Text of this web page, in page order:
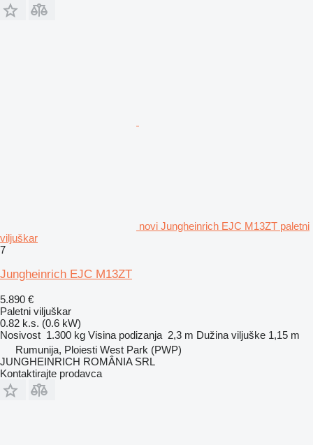
novi Jungheinrich EJC M13ZT paletni
viljuškar
7
Jungheinrich EJC M13ZT
5.890 €
Paletni viljuškar
0.82 k.s. (0.6 kW)
Nosivost 1.300 kg Visina podizanja 2,3 m Dužina viljuške 1,15 m
Rumunija, Ploiesti West Park (PWP)
JUNGHEINRICH ROMÂNIA SRL
Kontaktirajte prodavca